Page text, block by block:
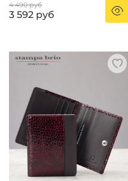
4 490 руб
3 592 руб